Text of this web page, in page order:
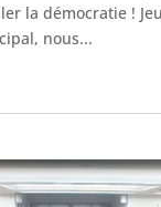
la démocratie !
nous...